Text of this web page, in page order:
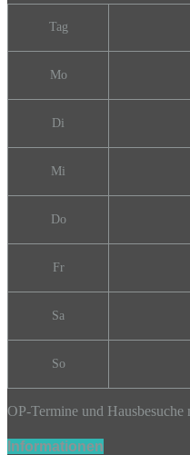
Tag
Mo
Di
Mi
Do
Fr
Sa
So
OP-Termine und Hausbesuche
Informationen